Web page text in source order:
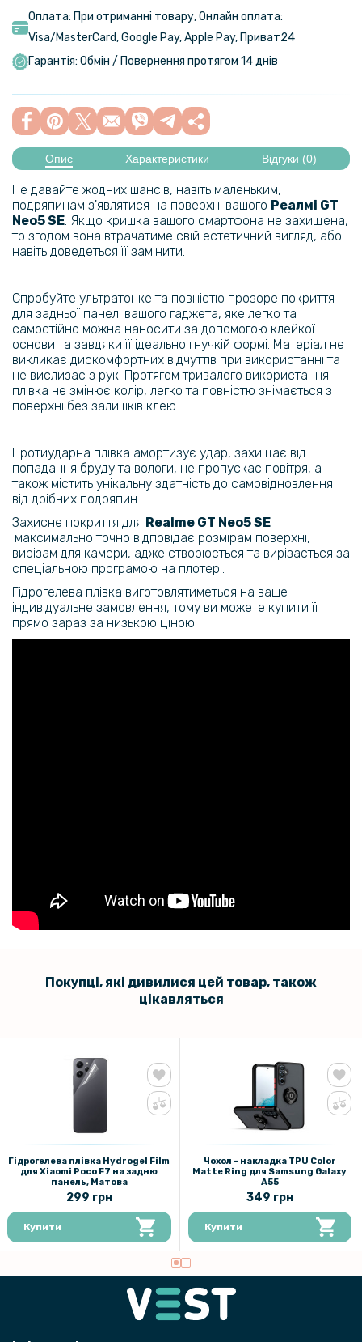
Оплата: При отриманні товару, Онлайн оплата:
Visa/MasterСard, Google Pay, Apple Pay, Приват24
Гарантія: Обмін / Повернення протягом 14 днів
Опис Характеристики Відгуки (0)
Не давайте жодних шансів, навіть маленьким,
подряпинам з'являтися на поверхні вашого Реалмі GT
Neo5 SE​. Якщо кришка вашого смартфона не захищена,
то згодом вона втрачатиме свій естетичний вигляд, або
навіть доведеться її замінити.
Спробуйте ультратонке та повністю прозоре покриття
для задньої панелі вашого гаджета, яке легко та
самостійно можна наносити за допомогою клейкої
основи та завдяки її ідеально гнучкій формі. Матеріал не
викликає дискомфортних відчуттів при використанні та
не вислизає з рук. Протягом тривалого використання
плівка не змінює колір, легко та повністю знімається з
поверхні без залишків клею.
Протиударна плівка амортизує удар, захищає від
попадання бруду та вологи, не пропускає повітря, а
також містить унікальну здатність до самовідновлення
від дрібних подряпин.
Захисне покриття для Realme GT Neo5 SE​
максимально точно відповідає розмірам поверхні,
вирізам для камери, адже створюється та вирізається за
спеціальною програмою на плотері.
Гідрогелева плівка виготовлятиметься на ваше
індивідуальне замовлення, тому ви можете купити її
прямо зараз за низькою ціною!
Покупці, які дивилися цей товар, також
цікавляться
Гідрогелева плівка Hydrogel Film
для Xiaomi Poco F7 на задню
панель, Матова
299 грн
Купити
Чохол - накладка TPU Color
Matte Ring для Samsung Galaxy
A55
349 грн
Купити